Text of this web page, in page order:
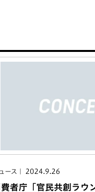
ース 2024.9.26
者庁「官民共創ラウ